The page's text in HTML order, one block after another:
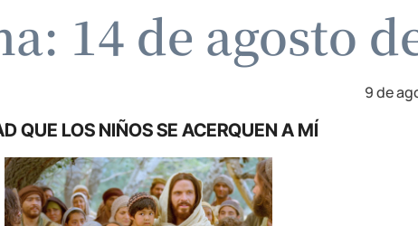
14 de agosto
9 de
QUE LOS NIÑOS SE ACERQUEN A MÍ